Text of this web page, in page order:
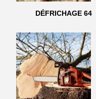
DÉFRICHAGE 64